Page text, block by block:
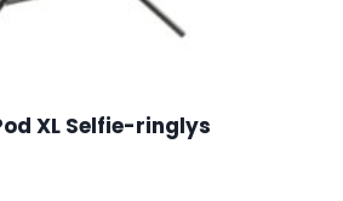
XL Selfie-ringlys